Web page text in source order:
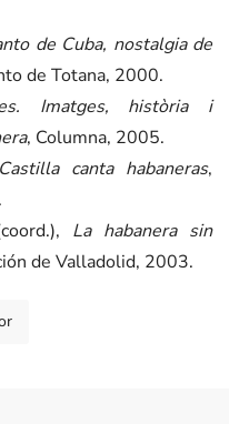
de Cuba, nostalgia de
de Totana, 2000.
Imatges, història i
, Columna, 2005.
Castilla canta habaneras,
La habanera sin
de Valladolid, 2003.